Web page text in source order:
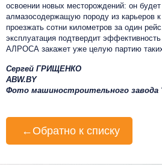
освоении новых месторождений: он будет
алмазосодержащую породу из карьеров
проезжать сотни километров за один
эксплуатация подтвердит эффективность
АЛРОСА закажет уже целую партию
Сергей ГРИЩЕНКО
ABW.BY
Фото машиностроительного завода
← Обратно к списку